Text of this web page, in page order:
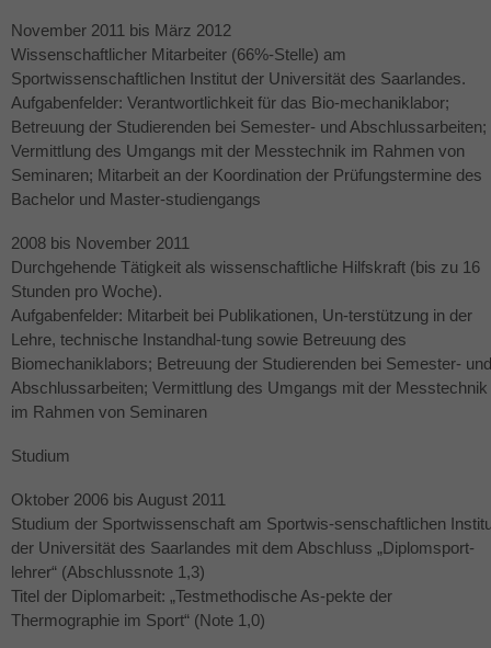
November 2011 bis März 2012
Wissenschaftlicher Mitarbeiter (66%-Stelle) am
Sportwissenschaftlichen Institut der Universität des Saarlandes.
Aufgabenfelder: Verantwortlichkeit für das Bio-mechaniklabor;
Betreuung der Studierenden bei Semester- und Abschlussarbeiten;
Vermittlung des Umgangs mit der Messtechnik im Rahmen von
Seminaren; Mitarbeit an der Koordination der Prüfungstermine des
Bachelor und Master-studiengangs
2008 bis November 2011
Durchgehende Tätigkeit als wissenschaftliche Hilfskraft (bis zu 16
Stunden pro Woche).
Aufgabenfelder: Mitarbeit bei Publikationen, Un-terstützung in der
Lehre, technische Instandhal-tung sowie Betreuung des
Biomechaniklabors; Betreuung der Studierenden bei Semester- und
Abschlussarbeiten; Vermittlung des Umgangs mit der Messtechnik
im Rahmen von Seminaren
Studium
Oktober 2006 bis August 2011
Studium der Sportwissenschaft am Sportwis-senschaftlichen
der Universität des Saarlandes mit dem Abschluss „Diplomsport-
lehrer“ (Abschlussnote 1,3)
Titel der Diplomarbeit: „Testmethodische As-pekte der
Thermographie im Sport“ (Note 1,0)